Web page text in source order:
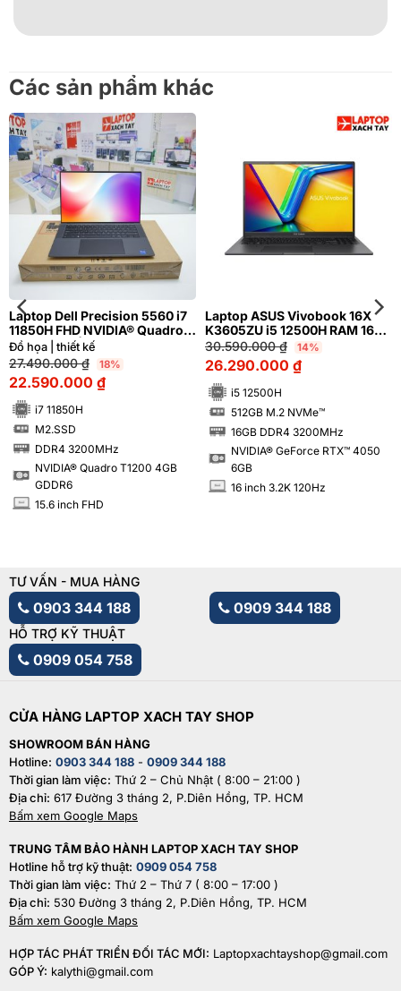
Các sản phẩm khác
Laptop Dell Precision 5560 i7
11850H FHD NVIDIA® Quadro
T1200 4GB | Hàng xách tay
99%
Đồ họa | thiết kế
27.490.000₫ 18%
22.590.000 ₫
i7 11850H
SSD M2.SSD
DDR4 3200MHz
NVIDIA® Quadro T1200 4GB
GDDR6
INCH 15.6 inch FHD
Laptop ASUS Vivobook 16X
K3605ZU i5 12500H RAM 16GB
M2.SSD 512GB FHD+ 144Hz
NVIDIA® GeForce RTX™ 4050
6GB
30.590.000₫ 14%
26.290.000 ₫
i5 12500H
SSD 512GB M.2 NVMe™
16GB DDR4 3200MHz
NVIDIA® GeForce RTX™ 4050
6GB
INCH 16 inch 3.2K 120Hz
TƯ VẤN - MUA HÀNG
0903 344 188 0909 344 188
HỖ TRỢ KỸ THUẬT
0909 054 758
CỬA HÀNG LAPTOP XACH TAY SHOP
SHOWROOM BÁN HÀNG
Hotline: 0903 344 188 - 0909 344 188
Thời gian làm việc: Thứ 2 – Chủ Nhật ( 8:00 – 21:00 )
Địa chỉ: 617 Đường 3 tháng 2, P.Diên Hồng, TP. HCM
Bấm xem Google Maps
TRUNG TÂM BẢO HÀNH LAPTOP XACH TAY SHOP
Hotline hỗ trợ kỹ thuật: 0909 054 758
Thời gian làm việc: Thứ 2 – Thứ 7 ( 8:00 – 17:00 )
Địa chỉ: 530 Đường 3 tháng 2, P.Diên Hồng, TP. HCM
Bấm xem Google Maps
HỢP TÁC PHÁT TRIỂN ĐỐI TÁC MỚI: Laptopxachtayshop@gmail.com
GÓP Ý: kalythi@gmail.com